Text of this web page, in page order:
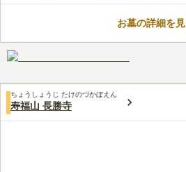
石代がかからない工夫がされてお
口コミ評価
お墓の詳細を
ちょうしょうじ たけのづかぼえん
寿福山 長勝寺